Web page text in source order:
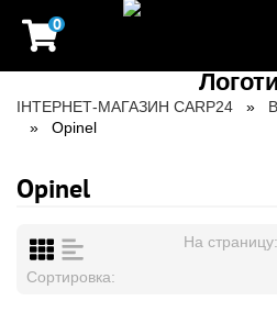
0
ІНТЕРНЕТ-МАГАЗИН CARP24
Opinel
Opinel
На страницу:
Сортировка: